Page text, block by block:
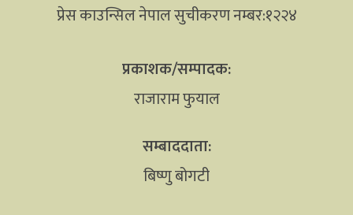
प्रेस काउन्सिल नेपाल सुचीकरण नम्बर:१२२४
प्रकाशक/सम्पादक:
राजाराम फुयाल
सम्बाददाता:
बिष्णु बोगटी